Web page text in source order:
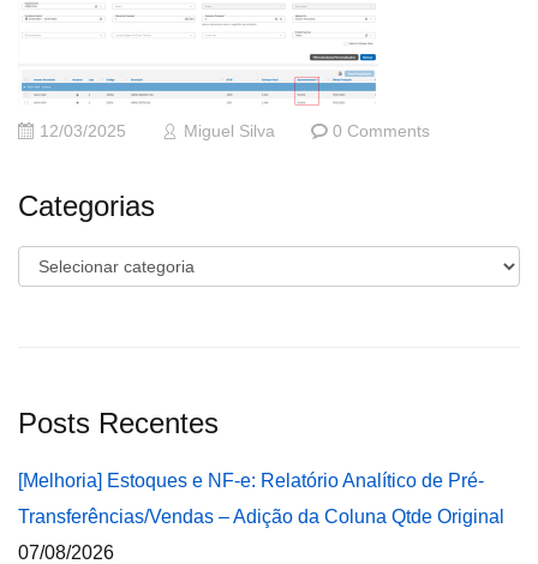
12/03/2025 Miguel Silva 0 Comments
Categorias
Categorias
Posts Recentes
[Melhoria] Estoques e NF-e: Relatório Analítico de Pré-
Transferências/Vendas – Adição da Coluna Qtde Original
07/08/2026